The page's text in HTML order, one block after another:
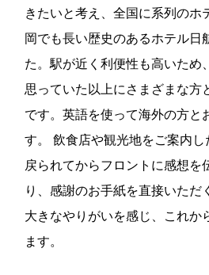
きたいと考え、全国に系列のホ
岡でも長い歴史のあるホテル日
た。駅が近く利便性も高いため
思っていた以上にさまざまな方
です。英語を使って海外の方と
す。 飲食店や観光地をご案内
戻られてからフロントに感想を
り、感謝のお手紙を直接いただ
大きなやりがいを感じ、これか
ます。